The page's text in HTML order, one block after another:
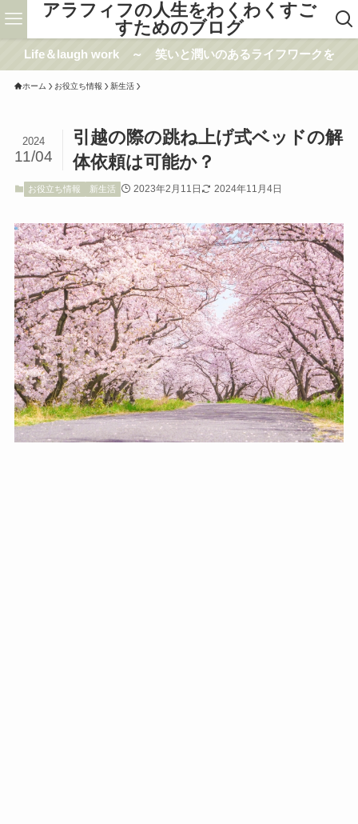
アラフィフの人生をわくわくすご
すためのブログ
Life＆laugh work ～ 笑いと潤いのあるライフワークを
ホーム お役立ち情報 新生活
引越の際の跳ね上げ式ベッドの解
体依頼は可能か？
2024
11/04
お役立ち情報 新生活 2023年2月11日 2024年11月4日